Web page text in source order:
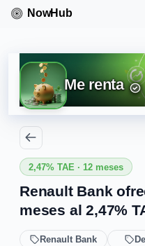
Me renta
2,47% TAE · 12 meses
Renault Bank
meses al 2,47%
Renault Bank